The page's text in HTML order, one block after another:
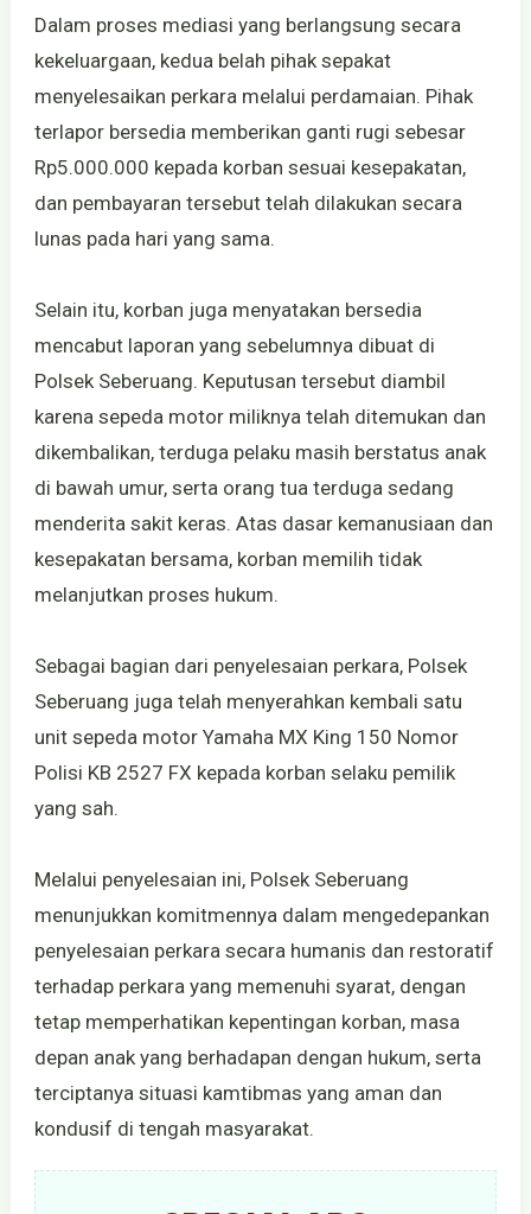
Dalam proses mediasi yang berlangsung secara
kekeluargaan, kedua belah pihak sepakat
menyelesaikan perkara melalui perdamaian. Pihak
terlapor bersedia memberikan ganti rugi sebesar
Rp5.000.000 kepada korban sesuai kesepakatan,
dan pembayaran tersebut telah dilakukan secara
lunas pada hari yang sama.
Selain itu, korban juga menyatakan bersedia
mencabut laporan yang sebelumnya dibuat di
Polsek Seberuang. Keputusan tersebut diambil
karena sepeda motor miliknya telah ditemukan dan
dikembalikan, terduga pelaku masih berstatus anak
di bawah umur, serta orang tua terduga sedang
menderita sakit keras. Atas dasar kemanusiaan dan
kesepakatan bersama, korban memilih tidak
melanjutkan proses hukum.
Sebagai bagian dari penyelesaian perkara, Polsek
Seberuang juga telah menyerahkan kembali satu
unit sepeda motor Yamaha MX King 150 Nomor
Polisi KB 2527 FX kepada korban selaku pemilik
yang sah.
Melalui penyelesaian ini, Polsek Seberuang
menunjukkan komitmennya dalam mengedepankan
penyelesaian perkara secara humanis dan restoratif
terhadap perkara yang memenuhi syarat, dengan
tetap memperhatikan kepentingan korban, masa
depan anak yang berhadapan dengan hukum, serta
terciptanya situasi kamtibmas yang aman dan
kondusif di tengah masyarakat.